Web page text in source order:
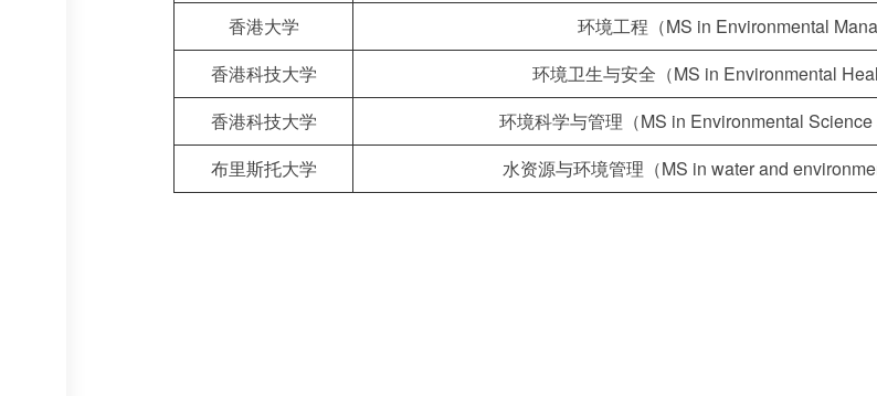
香港大学
环境工程（MS in Environmental
香港科技大学
环境卫生与安全（MS in Environmental
香港科技大学
环境科学与管理（MS in Environmental Science
布里斯托大学
水资源与环境管理（MS in water and